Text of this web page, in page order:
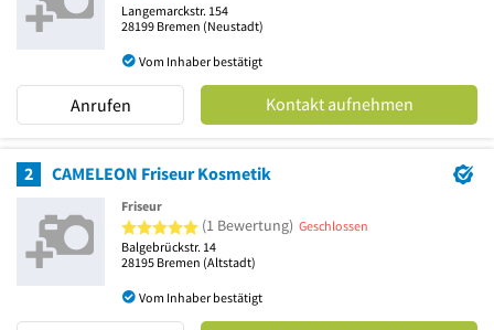
Langemarckstr. 154
28199 Bremen (Neustadt)
Vom Inhaber bestätigt
Anrufen Kontakt aufnehmen
2 CAMELEON Friseur Kosmetik
Friseur
5 von 5 Sternen
(1 Bewertung) Geschlossen
Balgebrückstr. 14
28195 Bremen (Altstadt)
Vom Inhaber bestätigt